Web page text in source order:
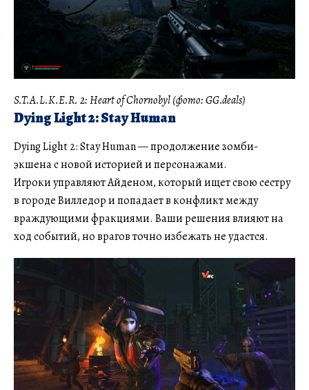
S.T.A.L.K.E.R. 2: Heart of Chornobyl (фото: GG.deals)
Dying Light 2: Stay Human
Dying Light 2: Stay Human — продолжение зомби-
экшена с новой историей и персонажами.
Игроки управляют Айденом, который ищет свою сестру
в городе Вилледор и попадает в конфликт между
враждующими фракциями. Ваши решения влияют на
ход событий, но врагов точно избежать не удастся.